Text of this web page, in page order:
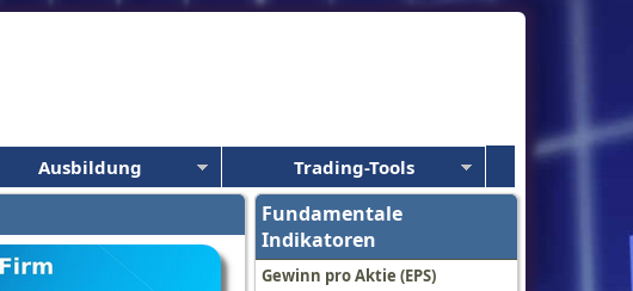
Ausbildung Trading-Tools
Fundamentale
Indikatoren
Gewinn pro Aktie (EPS)